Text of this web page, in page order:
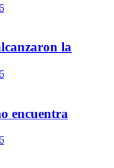
la
encuentra